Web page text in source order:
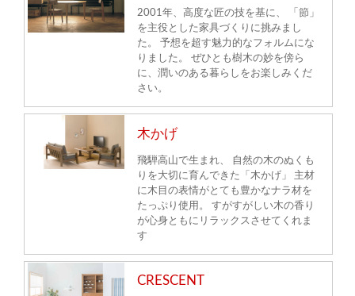
2001年、高度な匠の技を基に、 「節」
を主役とした家具づくりに挑みまし
た。 予想を超す魅力的なフォルムにな
りました。 ぜひとも樹木の妙を傍ら
に、潤いのある暮らしをお楽しみくだ
さい。
木かげ
飛騨高山で生まれ、 自然の木のぬくも
りを大切に育んできた「木かげ」 主材
に木目の表情がとても豊かなナラ材を
たっぷり使用。 すがすがしい木の香り
が心身ともにリラックスさせてくれま
す
CRESCENT